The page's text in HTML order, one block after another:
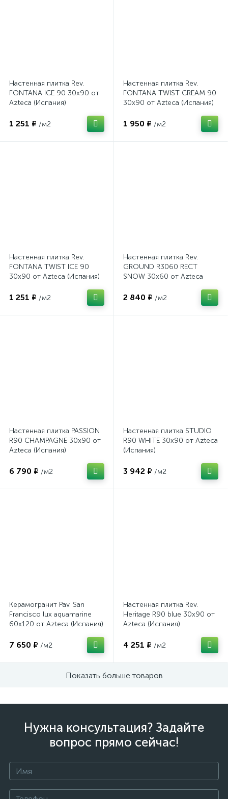
Настенная плитка Rev.
FONTANA ICE 90 30x90 от
Azteca (Испания)
1 251 ₽ /м2
Настенная плитка Rev.
FONTANA TWIST CREAM 90
30x90 от Azteca (Испания)
1 950 ₽ /м2
Настенная плитка Rev.
FONTANA TWIST ICE 90
30x90 от Azteca (Испания)
1 251 ₽ /м2
Настенная плитка Rev.
GROUND R3060 RECT
SNOW 30x60 от Azteca
2 840 ₽ /м2
Настенная плитка PASSION
R90 CHAMPAGNE 30x90 от
Azteca (Испания)
6 790 ₽ /м2
Настенная плитка STUDIO
R90 WHITE 30x90 от Azteca
(Испания)
3 942 ₽ /м2
Керамогранит Pav. San
Francisco lux aquamarine
60x120 от Azteca (Испания)
7 650 ₽ /м2
Настенная плитка Rev.
Heritage R90 blue 30x90 от
Azteca (Испания)
4 251 ₽ /м2
Показать больше товаров
Нужна консультация? Задайте
вопрос прямо сейчас!